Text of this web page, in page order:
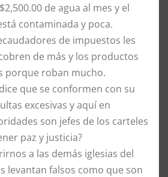
de agua al mes y el
contaminada y poca.
de impuestos les
de más y los productos
porque roban mucho.
que se conformen con su
excesivas y aquí en
son jefes de los carteles
paz y justicia?
a las demás iglesias del
levantan falsos como que son